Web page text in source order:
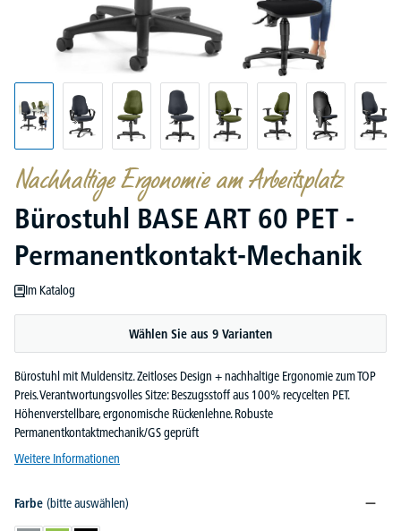
Nachhaltige Ergonomie am Arbeitsplatz
Bürostuhl BASE ART 60 PET -
Permanentkontakt-Mechanik
Im Katalog
Wählen Sie aus 9 Varianten
Bürostuhl mit Muldensitz. Zeitloses Design + nachhaltige Ergonomie zum TOP
Preis. Verantwortungsvolles Sitze: Beszugsstoff aus 100% recycelten PET.
Höhenverstellbare, ergonomische Rückenlehne. Robuste
Permanentkontaktmechanik/GS geprüft
Weitere Informationen
Farbe (bitte auswählen)